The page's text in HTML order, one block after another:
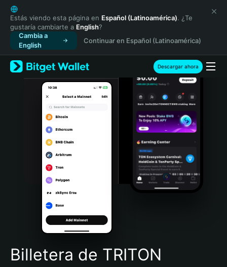
English
日本語
Tiếng Việt
Русский
Español (Latinoamérica)
Türkçe
Italiano
Português (Portugal)
Bahasa Indonesia
Português (Brasil)
Español (Argentina)
Estás viendo esta página en Español (Latinoamérica). ¿Te
gustaría cambiarte a English?
Cambia a
English
Continuar en Español (Latinoamérica)
Descargar ahora
Billetera de TRITON